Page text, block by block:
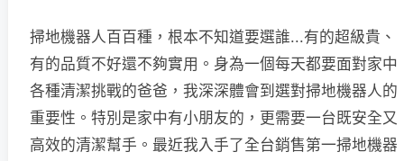
掃地機器人百百種，根本不知道要選誰...有的超級貴、
有的品質不好還不夠實用。身為一個每天都要面對家中
各種清潔挑戰的爸爸，我深深體會到選對掃地機器人的
重要性。特別是家中有小朋友的，更需要一台既安全又
高效的清潔幫手。最近我入手了全台銷售第一掃地機器